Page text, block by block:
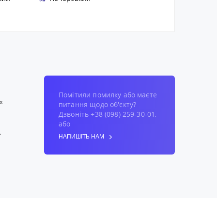
Помітили помилку або маєте
питання щодо об'єкту?
Дзвоніть +38 (098) 259-30-01,
або
НАПИШІТЬ НАМ